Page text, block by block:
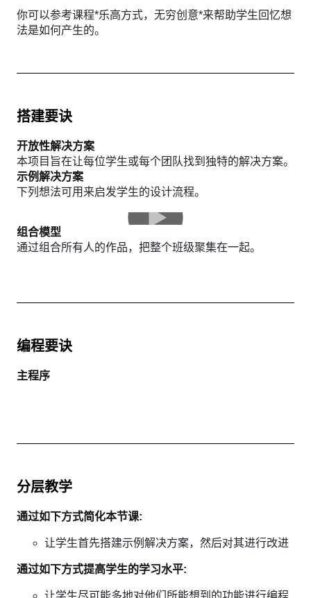
你可以参考课程*乐高方式，无穷创意*来帮助学生回忆想
法是如何产生的。
搭建要诀
开放性解决方案
本项目旨在让每位学生或每个团队找到独特的解决方案。
示例解决方案
下列想法可用来启发学生的设计流程。
组合模型
通过组合所有人的作品，把整个班级聚集在一起。
编程要诀
主程序
分层教学
通过如下方式简化本节课:
让学生首先搭建示例解决方案，然后对其进行改进
通过如下方式提高学生的学习水平:
让学生尽可能多地对他们所能想到的功能进行编程